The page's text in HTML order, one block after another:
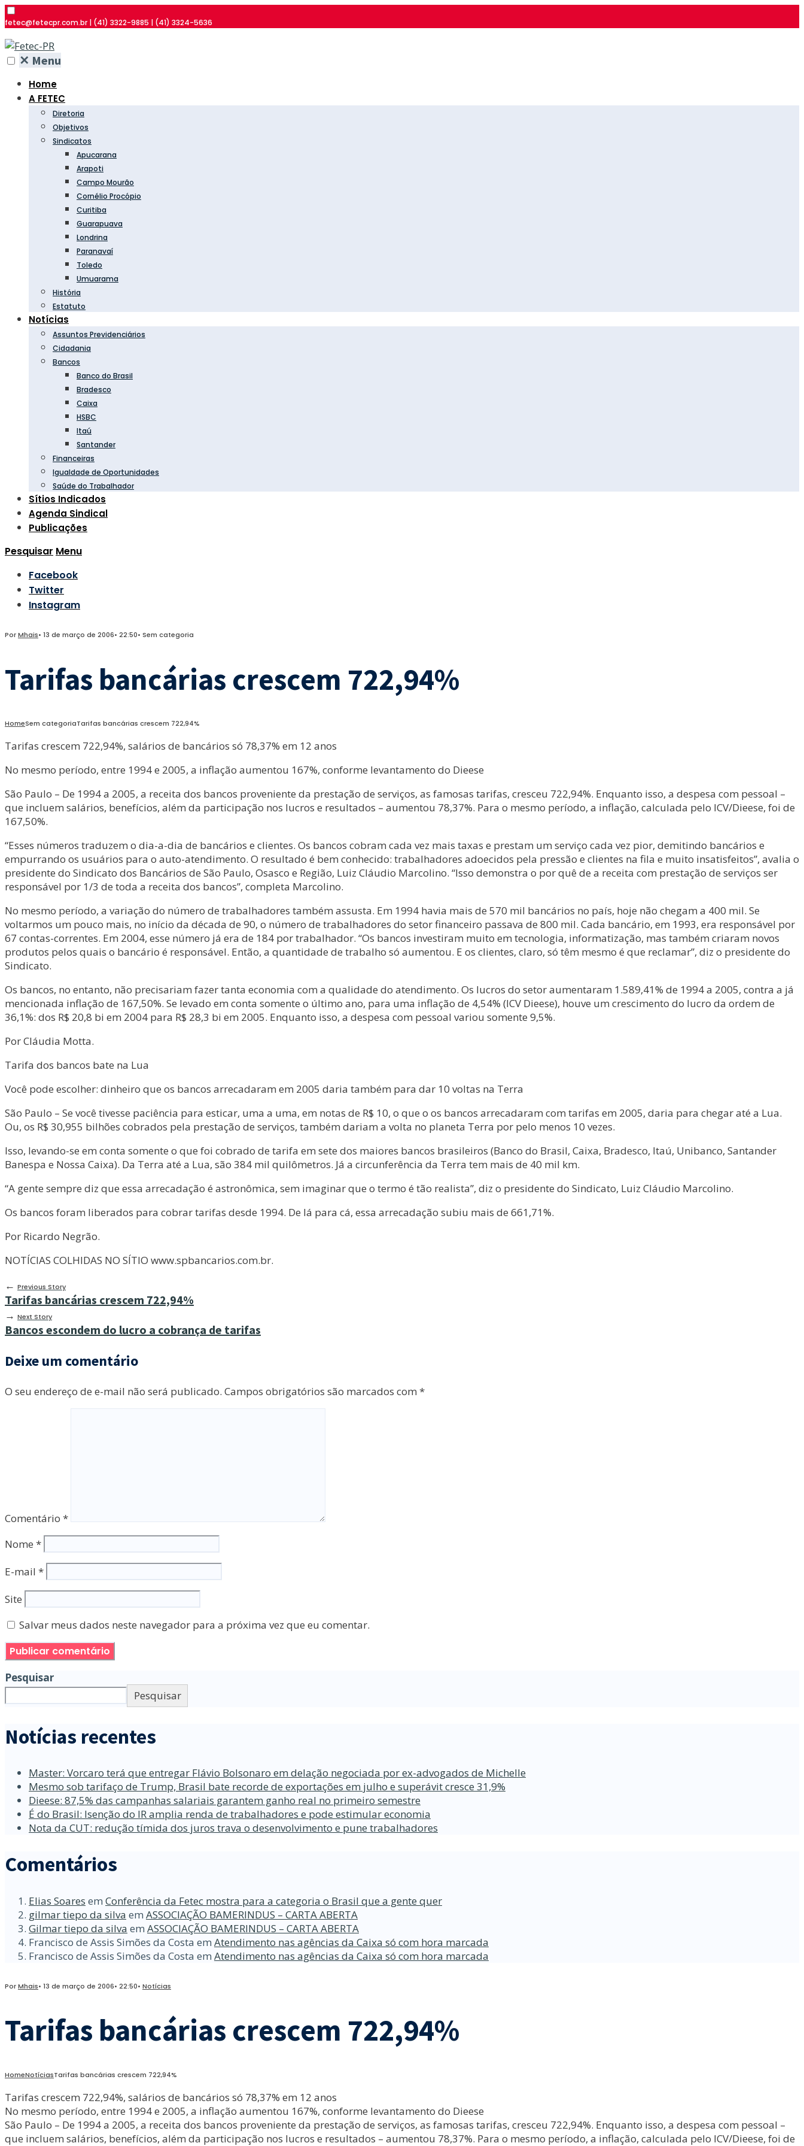
fetec@fetecpr.com.br | (41) 3322-9885 | (41) 3324-5636
✕ Menu
Home
A FETEC
Diretoria
Objetivos
Sindicatos
Apucarana
Arapoti
Campo Mourão
Cornélio Procópio
Curitiba
Guarapuava
Londrina
Paranavaí
Toledo
Umuarama
História
Estatuto
Notícias
Assuntos Previdenciários
Cidadania
Bancos
Banco do Brasil
Bradesco
Caixa
HSBC
Itaú
Santander
Financeiras
Igualdade de Oportunidades
Saúde do Trabalhador
Sítios Indicados
Agenda Sindical
Publicações
Pesquisar Menu
Facebook
Twitter
Instagram
PorMhais• 13 de março de 2006• 22:50• Sem categoria
Tarifas bancárias crescem 722,94%
HomeSem categoriaTarifas bancárias crescem 722,94%
Tarifas crescem 722,94%, salários de bancários só 78,37% em 12 anos
No mesmo período, entre 1994 e 2005, a inflação aumentou 167%, conforme levantamento do Dieese
São Paulo – De 1994 a 2005, a receita dos bancos proveniente da prestação de serviços, as famosas tarifas, cresceu 722,94%. Enquanto isso, a despesa com pessoal –
que incluem salários, benefícios, além da participação nos lucros e resultados – aumentou 78,37%. Para o mesmo período, a inflação, calculada pelo ICV/Dieese, foi de
167,50%.
“Esses números traduzem o dia-a-dia de bancários e clientes. Os bancos cobram cada vez mais taxas e prestam um serviço cada vez pior, demitindo bancários e
empurrando os usuários para o auto-atendimento. O resultado é bem conhecido: trabalhadores adoecidos pela pressão e clientes na fila e muito insatisfeitos”, avalia o
presidente do Sindicato dos Bancários de São Paulo, Osasco e Região, Luiz Cláudio Marcolino. “Isso demonstra o por quê de a receita com prestação de serviços ser
responsável por 1/3 de toda a receita dos bancos”, completa Marcolino.
No mesmo período, a variação do número de trabalhadores também assusta. Em 1994 havia mais de 570 mil bancários no país, hoje não chegam a 400 mil. Se
voltarmos um pouco mais, no início da década de 90, o número de trabalhadores do setor financeiro passava de 800 mil. Cada bancário, em 1993, era responsável por
67 contas-correntes. Em 2004, esse número já era de 184 por trabalhador. “Os bancos investiram muito em tecnologia, informatização, mas também criaram novos
produtos pelos quais o bancário é responsável. Então, a quantidade de trabalho só aumentou. E os clientes, claro, só têm mesmo é que reclamar”, diz o presidente do
Sindicato.
Os bancos, no entanto, não precisariam fazer tanta economia com a qualidade do atendimento. Os lucros do setor aumentaram 1.589,41% de 1994 a 2005, contra a já
mencionada inflação de 167,50%. Se levado em conta somente o último ano, para uma inflação de 4,54% (ICV Dieese), houve um crescimento do lucro da ordem de
36,1%: dos R$ 20,8 bi em 2004 para R$ 28,3 bi em 2005. Enquanto isso, a despesa com pessoal variou somente 9,5%.
Por Cláudia Motta.
Tarifa dos bancos bate na Lua
Você pode escolher: dinheiro que os bancos arrecadaram em 2005 daria também para dar 10 voltas na Terra
São Paulo – Se você tivesse paciência para esticar, uma a uma, em notas de R$ 10, o que o os bancos arrecadaram com tarifas em 2005, daria para chegar até a Lua.
Ou, os R$ 30,955 bilhões cobrados pela prestação de serviços, também dariam a volta no planeta Terra por pelo menos 10 vezes.
Isso, levando-se em conta somente o que foi cobrado de tarifa em sete dos maiores bancos brasileiros (Banco do Brasil, Caixa, Bradesco, Itaú, Unibanco, Santander
Banespa e Nossa Caixa). Da Terra até a Lua, são 384 mil quilômetros. Já a circunferência da Terra tem mais de 40 mil km.
“A gente sempre diz que essa arrecadação é astronômica, sem imaginar que o termo é tão realista”, diz o presidente do Sindicato, Luiz Cláudio Marcolino.
Os bancos foram liberados para cobrar tarifas desde 1994. De lá para cá, essa arrecadação subiu mais de 661,71%.
Por Ricardo Negrão.
NOTÍCIAS COLHIDAS NO SÍTIO www.spbancarios.com.br.
← Previous Story
Tarifas bancárias crescem 722,94%
→ Next Story
Bancos escondem do lucro a cobrança de tarifas
Deixe um comentário
O seu endereço de e-mail não será publicado. Campos obrigatórios são marcados com *
Comentário *
Nome *
E-mail *
Site
Salvar meus dados neste navegador para a próxima vez que eu comentar.
Pesquisar
Pesquisar
Notícias recentes
Master: Vorcaro terá que entregar Flávio Bolsonaro em delação negociada por ex-advogados de Michelle
Mesmo sob tarifaço de Trump, Brasil bate recorde de exportações em julho e superávit cresce 31,9%
Dieese: 87,5% das campanhas salariais garantem ganho real no primeiro semestre
É do Brasil: Isenção do IR amplia renda de trabalhadores e pode estimular economia
Nota da CUT: redução tímida dos juros trava o desenvolvimento e pune trabalhadores
Comentários
Elias Soares em Conferência da Fetec mostra para a categoria o Brasil que a gente quer
gilmar tiepo da silva em ASSOCIAÇÃO BAMERINDUS – CARTA ABERTA
Gilmar tiepo da silva em ASSOCIAÇÃO BAMERINDUS – CARTA ABERTA
Francisco de Assis Simões da Costa em Atendimento nas agências da Caixa só com hora marcada
Francisco de Assis Simões da Costa em Atendimento nas agências da Caixa só com hora marcada
PorMhais• 13 de março de 2006• 22:50• Notícias
Tarifas bancárias crescem 722,94%
HomeNotíciasTarifas bancárias crescem 722,94%
Tarifas crescem 722,94%, salários de bancários só 78,37% em 12 anos
No mesmo período, entre 1994 e 2005, a inflação aumentou 167%, conforme levantamento do Dieese
São Paulo – De 1994 a 2005, a receita dos bancos proveniente da prestação de serviços, as famosas tarifas, cresceu 722,94%. Enquanto isso, a despesa com pessoal –
que incluem salários, benefícios, além da participação nos lucros e resultados – aumentou 78,37%. Para o mesmo período, a inflação, calculada pelo ICV/Dieese, foi de